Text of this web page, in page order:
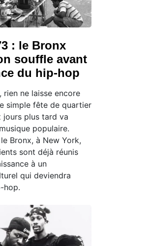
: le Bronx
souffle avant
du hip-hop
rien ne laisse encore
simple fête de quartier
jours plus tard va
populaire.
Bronx, à New York,
sont déjà réunis
à un
qui deviendra
hop.